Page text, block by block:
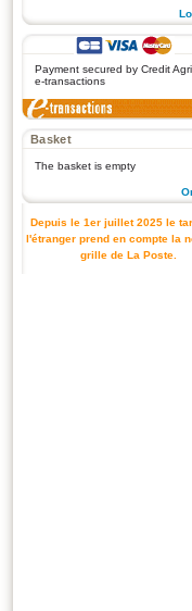
Payment secured by Credit
e-transactions
Basket
The basket is empty
Depuis le 1er juillet 2025 le
l'étranger prend en compte la
grille de La Poste.